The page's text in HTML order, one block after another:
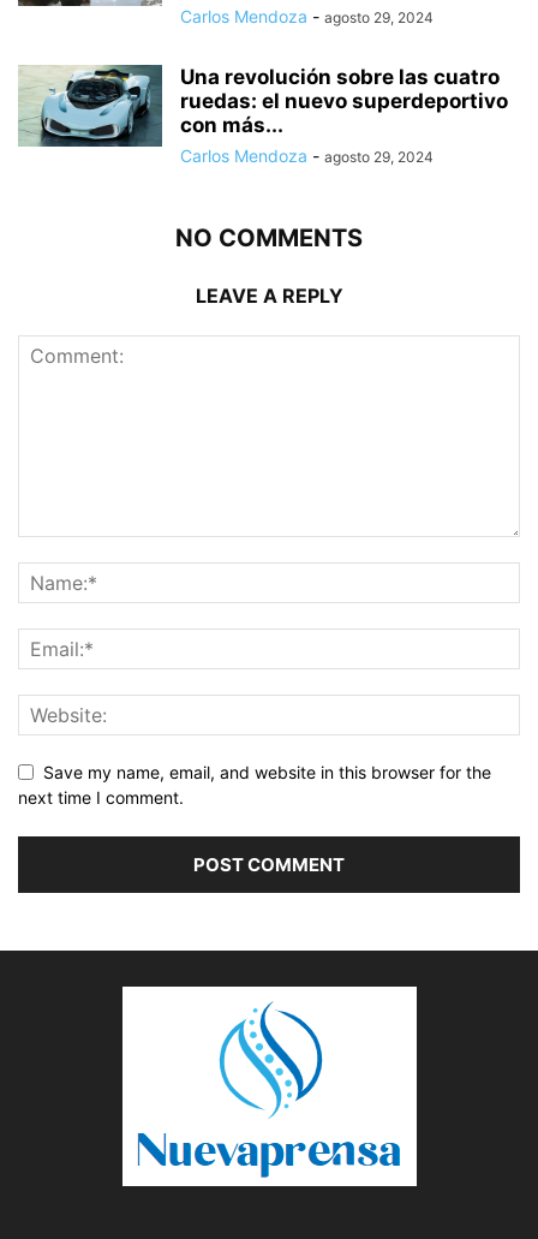
Carlos Mendoza - agosto 29, 2024
Una revolución sobre las cuatro
ruedas: el nuevo superdeportivo
con más...
Carlos Mendoza - agosto 29, 2024
NO COMMENTS
LEAVE A REPLY
Save my name, email, and website in this browser for the
next time I comment.